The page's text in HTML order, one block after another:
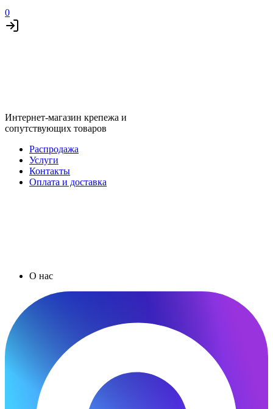
0
Интернет-магазин крепежа и
сопутствующих товаров
Распродажа
Услуги
Контакты
Оплата и доставка
О нас